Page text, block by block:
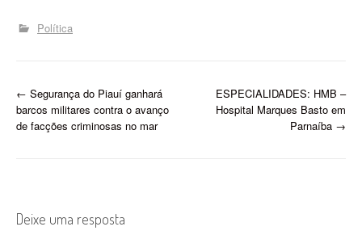
Política
P
o
n
← Segurança do Piauí ganhará
barcos militares contra o avanço
de facções criminosas no mar
ESPECIALIDADES: HMB –
Hospital Marques Basto em
Parnaíba →
Deixe uma resposta